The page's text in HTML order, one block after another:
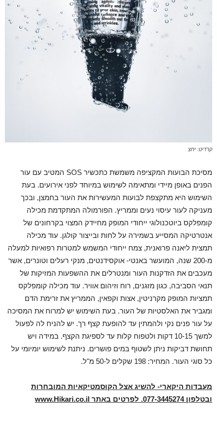
קרדיט: יחצ
מסיכת הבועות המקציפה משמשת כתכשיר SOS המטיב עם עור
הפנים באופן מיידי ומתאימה לשימוש במיוחד לפני אירועים. בעת
השימוש היא מתקצפת לבועות המעשירות את העור בחמצן, ובכך
מעניקה לעור עיסוי נעים וממריץ. הפורמולה המתקדמת מכילה
קומפלקס ביוטכנולוגי ייחודי המופק מחיידק המצוי בקרחונים של
אנטרטיקה המסייע בשמירה על לחות ובייצור קולגן. עוד מכילה
תמצית ליאנה פרואנית, צמח ייחודי המשמש למטרות רפואיות למעלה
מ-200 שנה, המועשר באנטי- אוקסידנטים, מנקי רעלים וטונרים, אשר
מעכבים את הזדקנות העור ומנטרלים את ההשפעות המזיקות של
תנאי הסביבה, כגון מזגנים, רוח וזיהום אוויר. עוד מכילה קומפלקס
תמציות המופק מקרניטין, אצות וקפאין, הממריץ את זרימת הדם
ומגביר את האלסטיות של העור. בעת השימוש יש למרוח את המסיכה
על עור פנים נקי ולהמתין עד להופעת קצף רך. יש להניח לה לפעול
למשך 10-15 דקות ולטפוח קלות עד לספיגת הקצף. במידה ויש
תחושת דביקות ניתן לשטוף במים פושרים. ניתנת לשימוש יומיומי על
כל סוגי העור. המחיר: 198 שקלים ל-50 מ"ל.
מעבדות היקארי- להשיג אצל הקוסמטיקאיות המובחרות
ובטלפון 077-3445274. לפרטים באתר
www.Hikari.co.il